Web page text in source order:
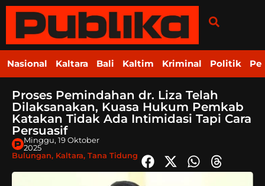
Nasional Kaltara Bali Kaltim Kriminal Politik
Proses Pemindahan dr. Liza Telah
Dilaksanakan, Kuasa Hukum Pemkab
Katakan Tidak Ada Intimidasi Tapi Cara
Persuasif
Minggu, 19 Oktober
2025
Bulungan, Kaltara, Tana Tidung